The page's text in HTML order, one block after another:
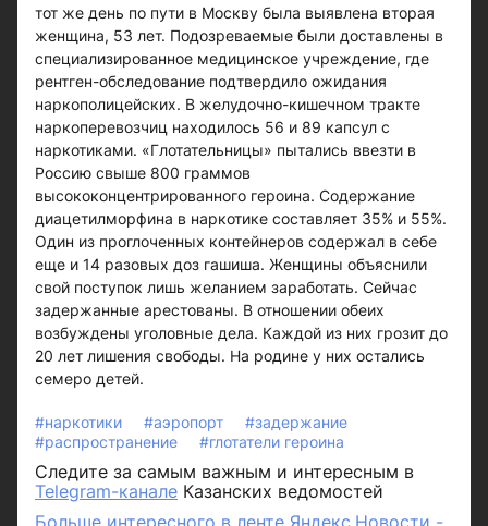
тот же день по пути в Москву была выявлена вторая
женщина, 53 лет. Подозреваемые были доставлены в
специализированное медицинское учреждение, где
рентген-обследование подтвердило ожидания
наркополицейских. В желудочно-кишечном тракте
наркоперевозчиц находилось 56 и 89 капсул с
наркотиками. «Глотательницы» пытались ввезти в
Россию свыше 800 граммов
высококонцентрированного героина. Содержание
диацетилморфина в наркотике составляет 35% и 55%.
Один из проглоченных контейнеров содержал в себе
еще и 14 разовых доз гашиша. Женщины объяснили
свой поступок лишь желанием заработать. Сейчас
задержанные арестованы. В отношении обеих
возбуждены уголовные дела. Каждой из них грозит до
20 лет лишения свободы. На родине у них остались
семеро детей.
#наркотики #аэропорт
#задержание
#распространение
#глотатели героина
Следите за самым важным и интересным в
Telegram-канале Казанских ведомостей
Больше интересного в ленте Яндекс.Новости -